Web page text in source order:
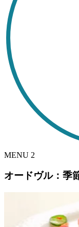
MENU 2
オードヴル：季